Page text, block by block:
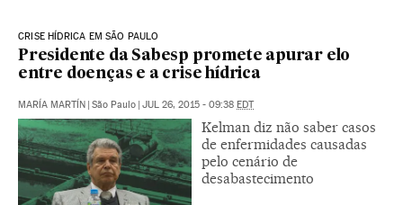
CRISE HÍDRICA EM SÃO PAULO
Presidente da Sabesp promete apurar elo
entre doenças e a crise hídrica
MARÍA MARTÍN | São Paulo | JUL 26, 2015 - 09:38 EDT
Kelman diz não saber casos
de enfermidades causadas
pelo cenário de
desabastecimento